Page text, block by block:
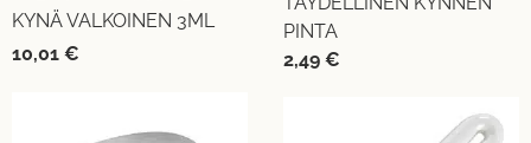
KYNÄ VALKOINEN 3ML
10,01 €
PINTA
2,49 €